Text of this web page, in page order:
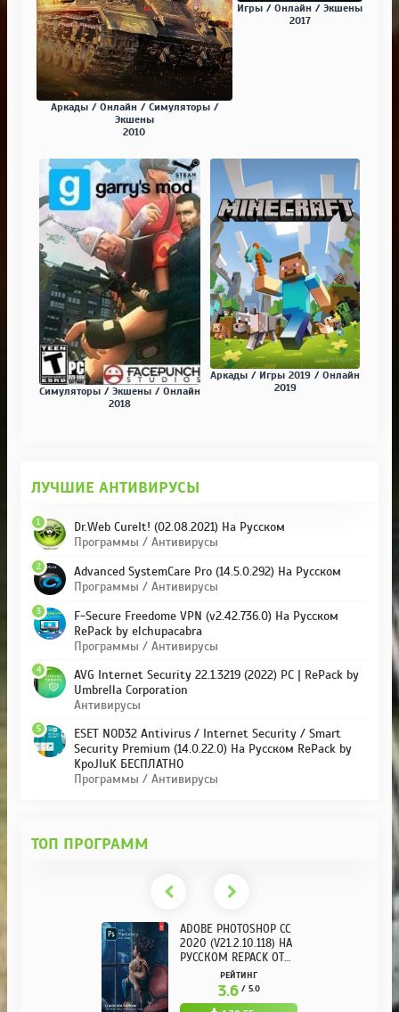
Аркады / Онлайн / Симуляторы /
Экшены
2010
Игры / Онлайн / Экшены
2017
Симуляторы / Экшены / Онлайн
2018
Аркады / Игры 2019 / Онлайн
2019
ЛУЧШИЕ АНТИВИРУСЫ
Dr.Web CureIt! (02.08.2021) На Русском
Программы / Антивирусы
1
Advanced SystemCare Pro (14.5.0.292) На Русском
Программы / Антивирусы
2
F-Secure Freedome VPN (v2.42.736.0) На Русском
RePack by elchupacabra
Программы / Антивирусы
3
AVG Internet Security 22.1.3219 (2022) PC | RePack by
Umbrella Corporation
Антивирусы
4
ESET NOD32 Antivirus / Internet Security / Smart
Security Premium (14.0.22.0) На Русском RePack by
KpoJIuK БЕСПЛАТНО
Программы / Антивирусы
5
ТОП ПРОГРАММ
ADOBE PHOTOSHOP CC
2020 (V21.2.10.118) НА
РУССКОМ REPACK ОТ
KPOJIUKРЕЙТИНГ
3.6/ 5.0